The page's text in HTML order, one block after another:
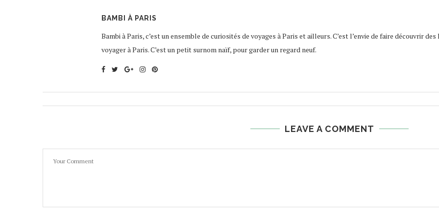
BAMBI À PARIS
Bambi à Paris, c’est un ensemble de curiosités de voyages à Paris et ailleurs. C’est l’envie de faire découvrir
voyager à Paris. C’est un petit surnom naïf, pour garder un regard neuf.
LEAVE A COMMENT